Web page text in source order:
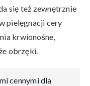
się też zewnętrznie
pielęgnacji cery
krwionośne,
obrzęki.
cennymi dla